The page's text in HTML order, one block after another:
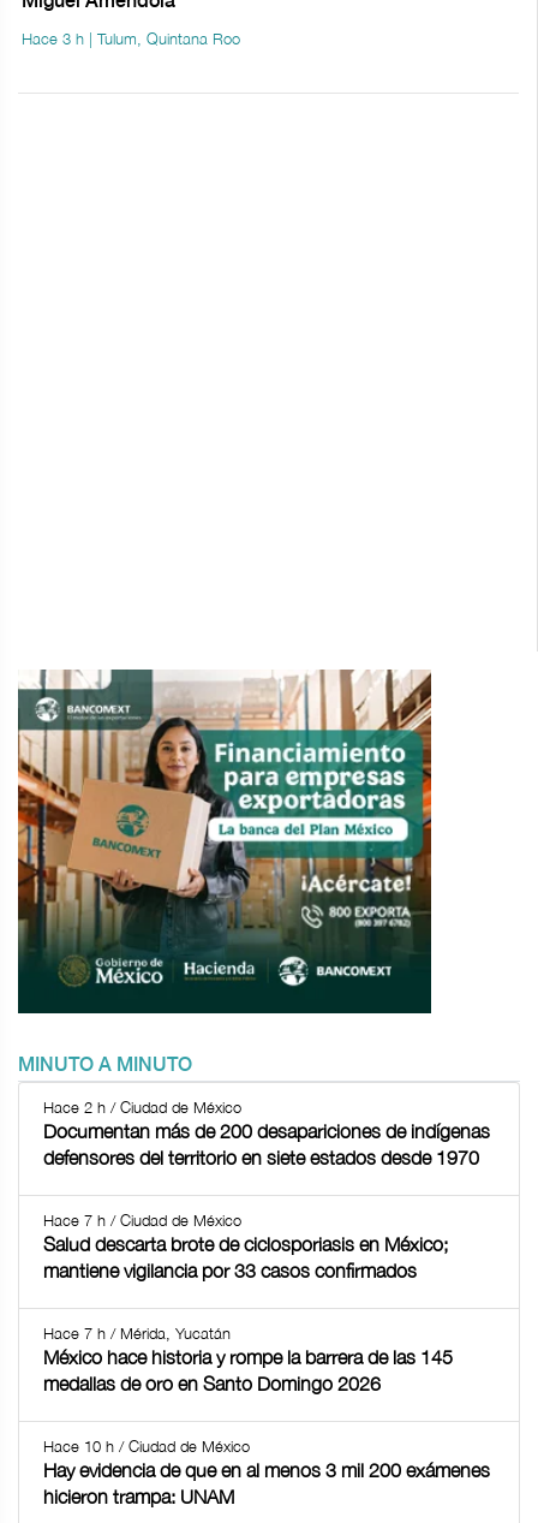
Hace 3 h | Tulum, Quintana Roo
MINUTO A MINUTO
Hace 2 h / Ciudad de México
Documentan más de 200 desapariciones de indígenas
defensores del territorio en siete estados desde 1970
Hace 7 h / Ciudad de México
Salud descarta brote de ciclosporiasis en México;
mantiene vigilancia por 33 casos confirmados
Hace 7 h / Mérida, Yucatán
México hace historia y rompe la barrera de las 145
medallas de oro en Santo Domingo 2026
Hace 10 h / Ciudad de México
Hay evidencia de que en al menos 3 mil 200 exámenes
hicieron trampa: UNAM